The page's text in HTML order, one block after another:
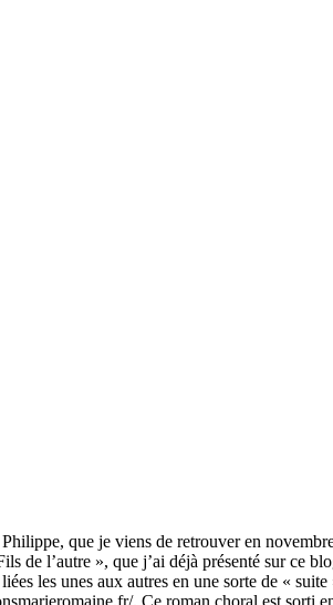
que je viens de retrouver en
de l’autre », que j’ai déjà présenté sur ce
les unes aux autres en une sorte de «
. Ce roman choral est sorti